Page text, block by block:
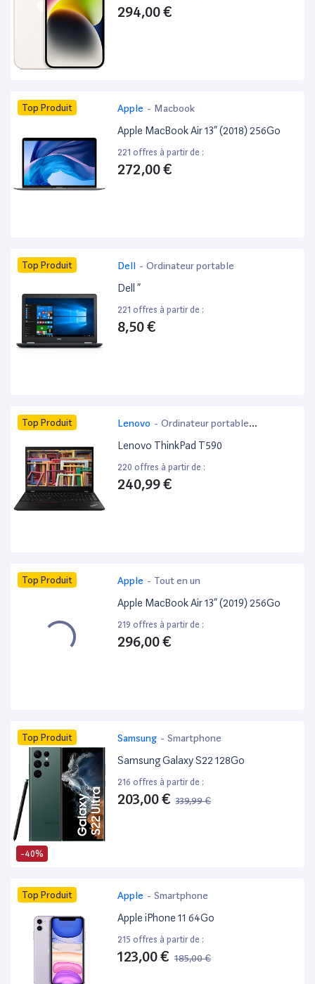
294,00 €
Top Produit Apple - Macbook
Apple MacBook Air 13” (2018) 256Go
221 offres à partir de :
272,00 €
Top Produit Dell - Ordinateur portable
Dell ”
221 offres à partir de :
8,50 €
Top Produit Lenovo - Ordinateur portable
bureautique
Lenovo ThinkPad T590
220 offres à partir de :
240,99 €
Top Produit Apple - Tout en un
Apple MacBook Air 13” (2019) 256Go
219 offres à partir de :
296,00 €
-40%
Top Produit Samsung - Smartphone
Samsung Galaxy S22 128Go
216 offres à partir de :
203,00 € 339,99 €
Top Produit Apple - Smartphone
Apple iPhone 11 64Go
215 offres à partir de :
123,00 € 185,00 €